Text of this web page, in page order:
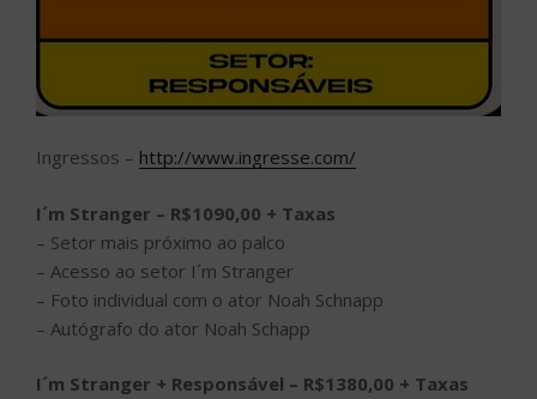
Ingressos – http://www.ingresse.com/
I´m Stranger – R$1090,00 + Taxas
– Setor mais próximo ao palco
– Acesso ao setor I´m Stranger
– Foto individual com o ator Noah Schnapp
– Autógrafo do ator Noah Schapp
I´m Stranger + Responsável – R$1380,00 + Taxas